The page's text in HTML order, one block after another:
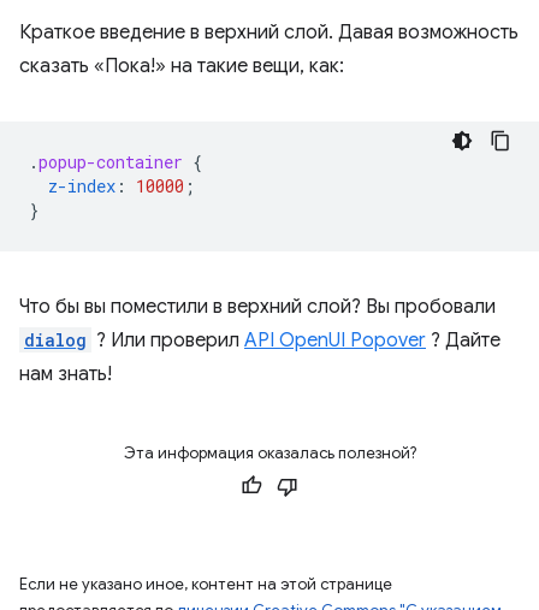
Краткое введение в верхний слой. Давая возможность
сказать «Пока!» на такие вещи, как:
.popup-container {
z-index : 10000 ;
}
Что бы вы поместили в верхний слой? Вы пробовали
dialog ? Или проверил API OpenUI Popover ? Дайте
нам знать!
Эта информация оказалась полезной?
Если не указано иное, контент на этой странице